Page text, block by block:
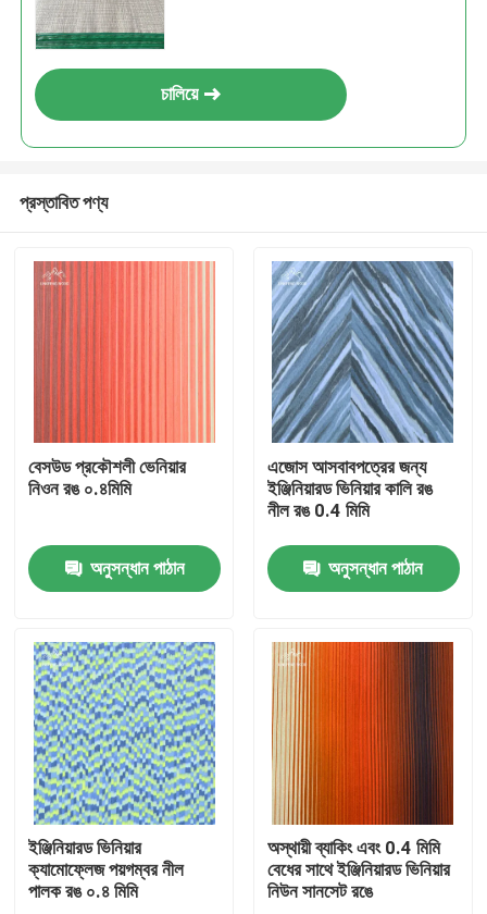
বাড়ি
পণ্য
চালিয়ে
প্রস্তাবিত পণ্য
বেসউড প্রকৌশলী ভেনিয়ার
নিওন রঙ ০.৪মিমি
অনুসন্ধান পাঠান
এজোস আসবাবপত্রের জন্য
ইঞ্জিনিয়ারড ভিনিয়ার কালি রঙ
নীল রঙ 0.4 মিমি
অনুসন্ধান পাঠান
ইঞ্জিনিয়ারড ভিনিয়ার
ক্যামোফ্লেজ পয়গম্বর নীল
পালক রঙ ০.৪ মিমি
অস্থায়ী ব্যাকিং এবং 0.4 মিমি
বেধের সাথে ইঞ্জিনিয়ারড ভিনিয়ার
নিউন সানসেট রঙে